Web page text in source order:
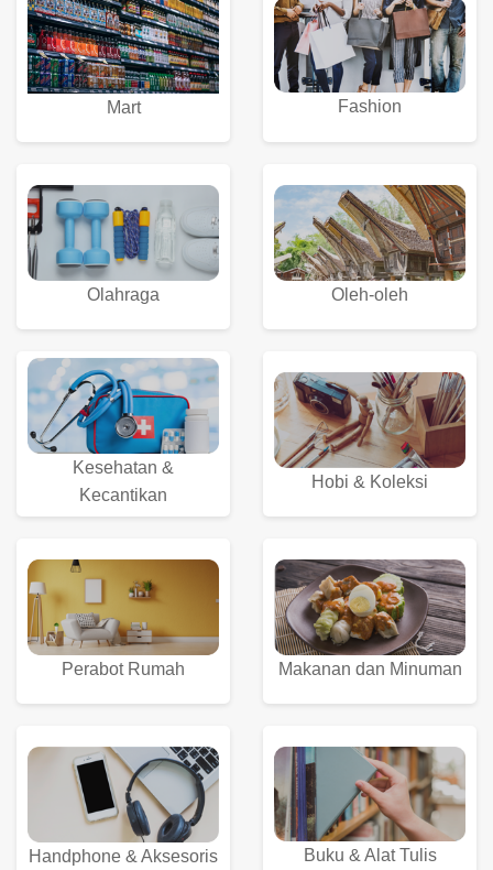
Mart Fashion
Olahraga Oleh-oleh
Kesehatan &
Kecantikan
Hobi & Koleksi
Perabot Rumah Makanan dan Minuman
Handphone & Aksesoris Buku & Alat Tulis